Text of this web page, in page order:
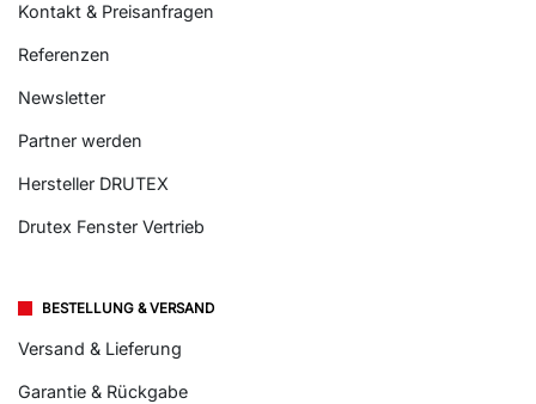
Kontakt & Preisanfragen
Referenzen
Newsletter
Partner werden
Hersteller DRUTEX
Drutex Fenster Vertrieb
BESTELLUNG & VERSAND
Versand & Lieferung
Garantie & Rückgabe